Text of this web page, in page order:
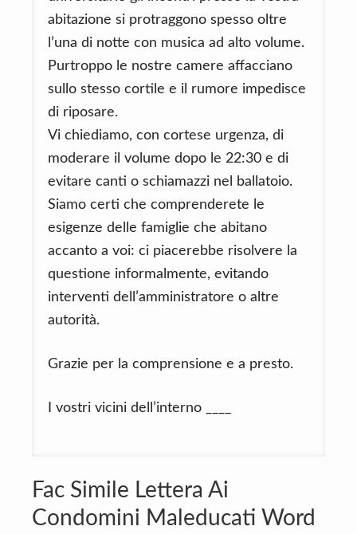
abitazione si protraggono spesso oltre
l’una di notte con musica ad alto volume.
Purtroppo le nostre camere affacciano
sullo stesso cortile e il rumore impedisce
di riposare.
Vi chiediamo, con cortese urgenza, di
moderare il volume dopo le 22:30 e di
evitare canti o schiamazzi nel ballatoio.
Siamo certi che comprenderete le
esigenze delle famiglie che abitano
accanto a voi: ci piacerebbe risolvere la
questione informalmente, evitando
interventi dell’amministratore o altre
autorità.
Grazie per la comprensione e a presto.
I vostri vicini dell’interno ____
Fac Simile Lettera Ai
Condomini Maleducati Word